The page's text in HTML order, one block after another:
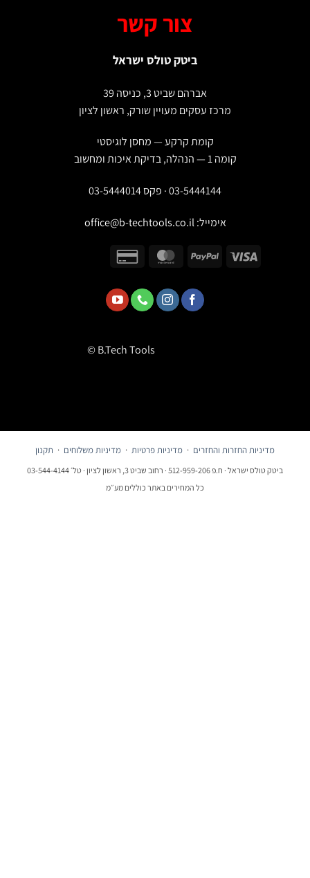
צור קשר
ביטק טולס ישראל
אברהם שביט 3, כניסה 39
מרכז עסקים מעויין שורק, ראשון לציון
קומת קרקע — מחסן לוגיסטי
03-5444144 · פקס 03-5444014
אימייל:office@b-techtools.co.il
© B.Tech Tools
מדיניות החזרות והחזרים ·מדיניות פרטיות·מדיניות משלוחים·תקנון
ביטק טולס ישראל · ח.פ 512-959-206 · רחוב שביט 3, ראשון לציון · טל׳ 03-544-4144
כל המחירים באתר כוללים מע״מ